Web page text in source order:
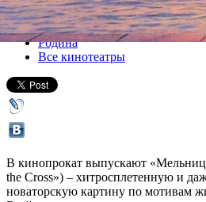
Все кино
Родина
Все кинотеатры
В кинопрокат выпускают
the Cross») – хитросплетенную и
новаторскую картину по мотивам